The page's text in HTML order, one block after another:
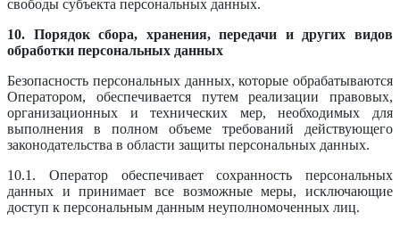
свободы субъекта персональных данных.
10. Порядок сбора, хранения, передачи и других видов
обработки персональных данных
Безопасность персональных данных, которые обрабатываются
Оператором, обеспечивается путем реализации правовых,
организационных и технических мер, необходимых для
выполнения в полном объеме требований действующего
законодательства в области защиты персональных данных.
10.1. Оператор обеспечивает сохранность персональных
данных и принимает все возможные меры, исключающие
доступ к персональным данным неуполномоченных лиц.